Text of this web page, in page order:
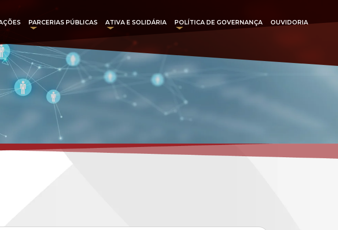
PARCERIAS PÚBLICAS ATIVA E SOLIDÁRIA POLÍTICA DE GOVERNANÇA OUVIDORIA